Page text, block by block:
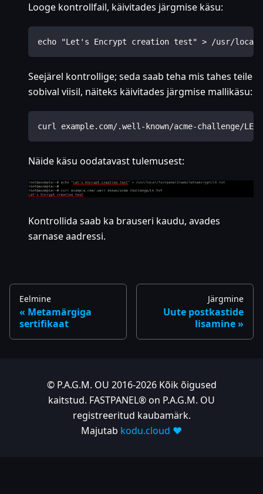
Looge kontrollfail, käivitades järgmise käsu:
echo "Let's Encrypt creation test" > /usr/local/
Seejärel kontrollige; seda saab teha mis tahes teile
sobival viisil, näiteks käivitades järgmise mallikäsu:
curl example.com/.well-known/acme-challenge/
Näide käsu oodatavast tulemusest:
Kontrollida saab ka brauseri kaudu, avades
sarnase aadressi.
Eelmine
Metamärgiga
sertifikaat
Järgmine
Uute postkastide
lisamine
© P.A.G.M. OU 2016-2026 Kõik õigused
kaitstud. FASTPANEL® on P.A.G.M. OU
registreeritud kaubamärk.
Majutab kodu.cloud ❤️